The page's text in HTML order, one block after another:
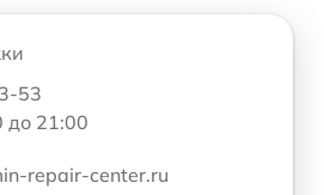
53
до 21:00
repair-center.ru